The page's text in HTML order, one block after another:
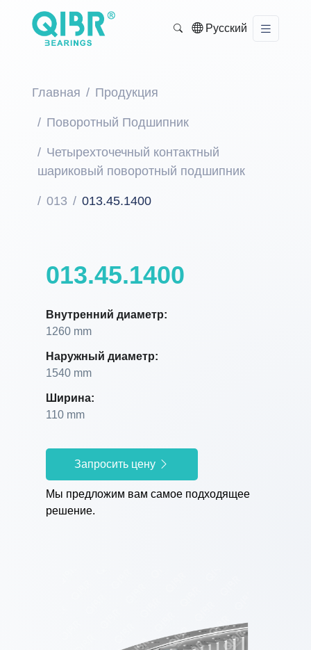
Русский
Главная Продукция
Поворотный Подшипник
Четырехточечный контактный
шариковый поворотный подшипник
013 013.45.1400
013.45.1400
Внутренний диаметр:
1260 mm
Наружный диаметр:
1540 mm
Ширина:
110 mm
Запросить цену
Мы предложим вам самое подходящее
решение.